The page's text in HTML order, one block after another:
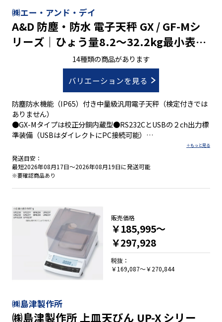
㈱エー・アンド・デイ
A&D 防塵・防水 電子天秤 GX / GF-Mシ
リーズ｜ひょう量8.2～32.2kg最小表示
14種類の商品があります
バリエーションを見る
防塵防水機能（IP65）付き中量級汎用電子天秤（検定付きでは
ありません）
●GX-Mタイプは校正分銅内蔵型●RS232CとUSBの２ch出力標
準装備（USBはダイレクトにPC接続可能）
●ひょう量：8.2～32.2kg / 41,000～161,000ct / 2,186～
8,586mom●目量：0.01～1g / 0.05～5ct / 0.005～0.5mom
●防塵・防水等級：ＩＰ６５
Ｄ
●天びん単体で高精度の流量測定が可能な 流量測定機能ＦＲＤ
●繰り返し性・最小計量値の確認に電子制御荷重機能ＥＣＬ
●見やすいバックライト付き液晶表示
●ＲＳ-２３２ＣとＵＳＢの２ch出力標準装備
●オートキャリブレーションが可能な校正用分銅内蔵(ＧＸ-Ｍ)
●簡易風防を標準付属(１０mgモデル)
発送目安：
最短2026年08月17日～2026年08月19日に発送可能
※要確認商品あり
㈱島津製作所
㈱島津製作所 上皿天びん UP-X シリー
販売価格
￥185,995～
￥297,928
税抜：
￥169,087～￥270,844